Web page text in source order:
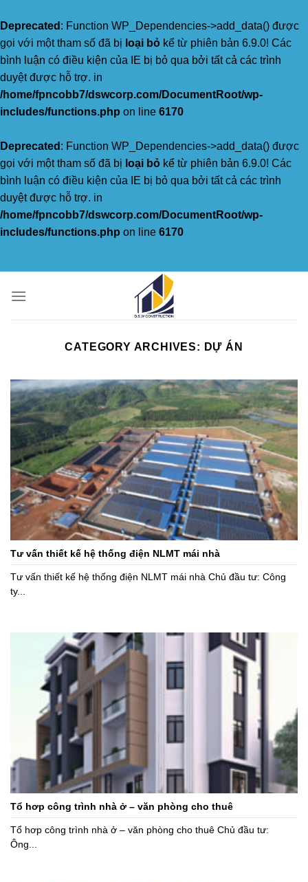
Deprecated : Function WP_Dependencies->add_data() được
gọi với một tham số đã bị loại bỏ kể từ phiên bản 6.9.0! Các
bình luận có điều kiện của IE bị bỏ qua bởi tất cả các trình
duyệt được hỗ trợ. in
/home/fpncobb7/dswcorp.com/DocumentRoot/wp-
includes/functions.php on line 6170
Deprecated : Function WP_Dependencies->add_data() được
gọi với một tham số đã bị loại bỏ kể từ phiên bản 6.9.0! Các
bình luận có điều kiện của IE bị bỏ qua bởi tất cả các trình
duyệt được hỗ trợ. in
/home/fpncobb7/dswcorp.com/DocumentRoot/wp-
includes/functions.php on line 6170
CATEGORY ARCHIVES: DỰ ÁN
Tư vấn thiết kế hệ thống điện NLMT mái nhà
Tư vấn thiết kế hệ thống điện NLMT mái nhà Chủ đầu tư: Công
ty...
Tổ hơp công trình nhà ở – văn phòng cho thuê
Tổ hơp công trình nhà ở – văn phòng cho thuê Chủ đầu tư:
Ông...